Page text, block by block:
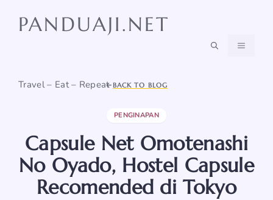
PANDUAJI.NET
Travel – Eat – Repeat
MENU
BACK TO BLOG
PENGINAPAN
Capsule Net Omotenashi
No Oyado, Hostel Capsule
Recomended di Tokyo